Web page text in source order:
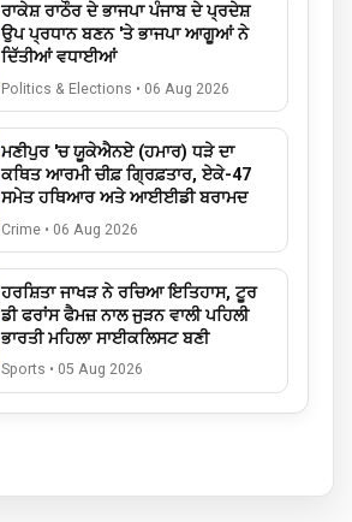
ਰਾਕੇਸ਼ ਰਾਠੌਰ ਦੇ ਭਾਜਪਾ ਪੰਜਾਬ ਦੇ ਪ੍ਰਦੇਸ਼
ਉਪ ਪ੍ਰਧਾਨ ਬਣਨ 'ਤੇ ਭਾਜਪਾ ਆਗੂਆਂ ਨੇ
ਦਿੱਤੀਆਂ ਵਧਾਈਆਂ
Politics & Elections • 06 Aug 2026
ਮਣੀਪੁਰ 'ਚ ਯੂਕੇਐਨਏ (ਹਮਾਰ) ਧੜੇ ਦਾ
ਕਥਿਤ ਆਰਮੀ ਚੀਫ਼ ਗ੍ਰਿਫ਼ਤਾਰ, ਏਕੇ-47
ਸਮੇਤ ਹਥਿਆਰ ਅਤੇ ਆਈਈਡੀ ਬਰਾਮਦ
Crime • 06 Aug 2026
ਹਰਸ਼ਿਤਾ ਜਾਖੜ ਨੇ ਰਚਿਆ ਇਤਿਹਾਸ, ਟੂਰ
ਡੀ ਫਰਾਂਸ ਫੈਮਜ਼ ਨਾਲ ਜੁੜਨ ਵਾਲੀ ਪਹਿਲੀ
ਭਾਰਤੀ ਮਹਿਲਾ ਸਾਈਕਲਿਸਟ ਬਣੀ
Sports • 05 Aug 2026